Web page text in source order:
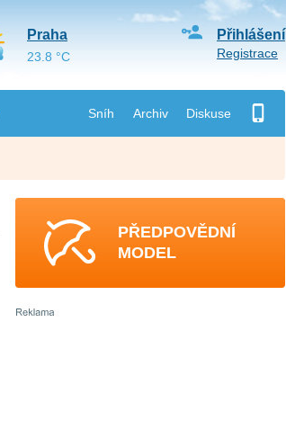
Sníh Archiv Diskuse
Přihlášení
Registrace
Praha
23.8 °C
PŘEDPOVĚDNÍ
MODEL